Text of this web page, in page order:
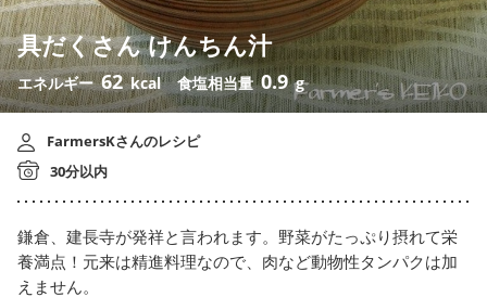
具だくさん けんちん汁
エネルギー62 kcal 食塩相当量0.9 g
FarmersKさんのレシピ
30分以内
鎌倉、建長寺が発祥と言われます。野菜がたっぷり摂れて栄
養満点！元来は精進料理なので、肉など動物性タンパクは加
えません。